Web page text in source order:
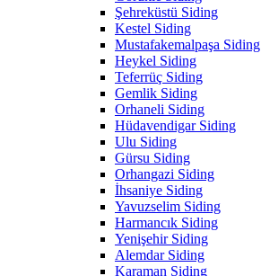
Şehreküstü Siding
Kestel Siding
Mustafakemalpaşa Siding
Heykel Siding
Teferrüç Siding
Gemlik Siding
Orhaneli Siding
Hüdavendigar Siding
Ulu Siding
Gürsu Siding
Orhangazi Siding
İhsaniye Siding
Yavuzselim Siding
Harmancık Siding
Yenişehir Siding
Alemdar Siding
Karaman Siding